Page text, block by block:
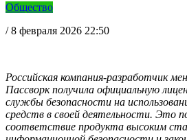
Общество
/ 8 февраля 2026 22:50
Российская компания-разработчик
Пассворк получила официальную
службы безопасности на
средств в своей деятельности. Это
соответствие продукта высоким